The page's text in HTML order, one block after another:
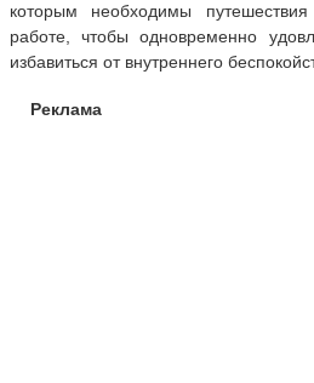
которым необходимы
работе, чтобы одновременно
избавиться от внутреннего
Реклама